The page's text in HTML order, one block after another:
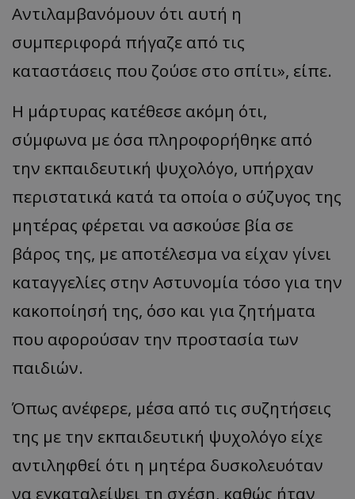
Αντιλαμβανόμουν ότι αυτή η
συμπεριφορά πήγαζε από τις
καταστάσεις που ζούσε στο σπίτι», είπε.
Η μάρτυρας κατέθεσε ακόμη ότι,
σύμφωνα με όσα πληροφορήθηκε από
την εκπαιδευτική ψυχολόγο, υπήρχαν
περιστατικά κατά τα οποία ο σύζυγος της
μητέρας φέρεται να ασκούσε βία σε
βάρος της, με αποτέλεσμα να είχαν γίνει
καταγγελίες στην Αστυνομία τόσο για την
κακοποίησή της, όσο και για ζητήματα
που αφορούσαν την προστασία των
παιδιών.
Όπως ανέφερε, μέσα από τις συζητήσεις
της με την εκπαιδευτική ψυχολόγο είχε
αντιληφθεί ότι η μητέρα δυσκολευόταν
να εγκαταλείψει τη σχέση, καθώς ήταν